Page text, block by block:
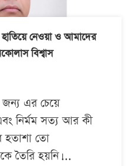
নেওয়া ও আমাদের
বিশ্বাস
জন্য এর চেয়ে
নির্মম সত্য আর কী
হতাশা তো
তৈরি হয়নি।...